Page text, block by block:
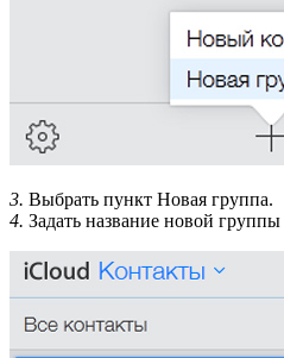
3. Выбрать пункт Новая группа.
4. Задать название новой группы